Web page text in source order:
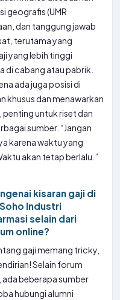
geografis (UMR
dan tanggung jawab
terutama yang
yang lebih tinggi
di cabang atau pabrik.
ada juga posisi di
khusus dan menawarkan
untuk riset dan
sumber. “Jangan
karena waktu yang
akan tetap berlalu.”
kisaran gaji di
Industri
selain dari
online?
gaji memang tricky,
Selain forum
beberapa sumber
hubungi alumni